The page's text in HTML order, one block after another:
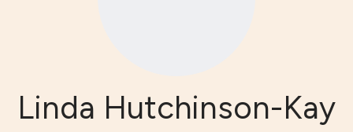
Linda Hutchinson-Kay